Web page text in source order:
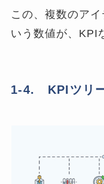
この、複数のア
いう数値が、KPI
1-4. KPIツリ